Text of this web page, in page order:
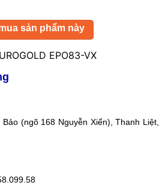
sản phẩm này
EPO83-VX
(ngõ 168 Nguyễn Xiển), Thanh Liệt,